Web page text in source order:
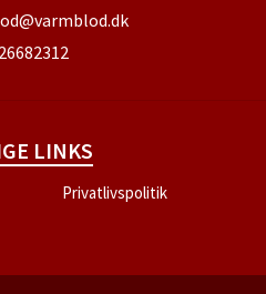
LINKS
Privatlivspolitik